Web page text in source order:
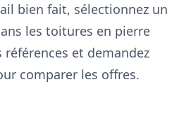
bien fait, sélectionnez un
les toitures en pierre
références et demandez
comparer les offres.